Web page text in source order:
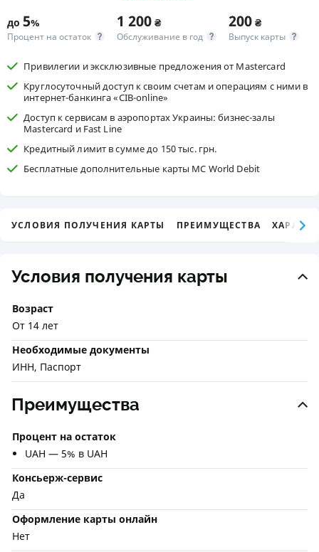
до 5%
Процент на остаток
1 200 ₴
Обслуживание в год
200 ₴
Выпуск карты
Привилегии и эксклюзивные предложения от Mastercard
Круглосуточный доступ к своим счетам и операциям с ними в
интернет-банкинга «CIB-online»
Доступ к сервисам в аэропортах Украины: бизнес-залы
Mastercard и Fast Line
Кредитный лимит в сумме до 150 тыс. грн.
Бесплатные дополнительные карты MC World Debit
УСЛОВИЯ ПОЛУЧЕНИЯ КАРТЫ ПРЕИМУЩЕСТВА
Условия получения карты
Возраст
От 14 лет
Необходимые документы
ИНН, Паспорт
Преимущества
Процент на остаток
UAH — 5% в UAH
Консьерж-сервис
Да
Оформление карты онлайн
Нет